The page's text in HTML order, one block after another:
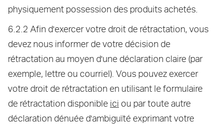
physiquement possession des produits achetés.
6.2.2 Afin d'exercer votre droit de rétractation, vous
devez nous informer de votre décision de
rétractation au moyen d'une déclaration claire (par
exemple, lettre ou courriel). Vous pouvez exercer
votre droit de rétractation en utilisant le formulaire
de rétractation disponible ici ou par toute autre
déclaration dénuée d'ambiguïté exprimant votre